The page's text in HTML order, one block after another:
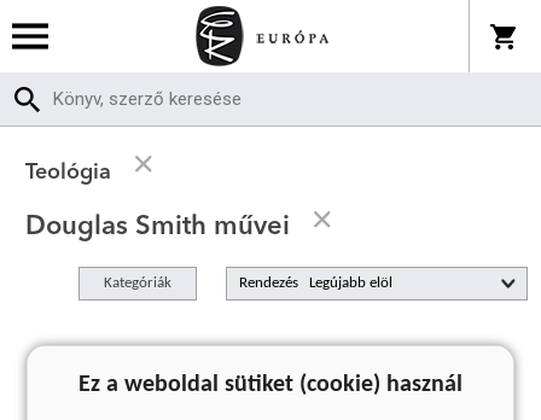
Teológia
Douglas Smith művei
Kategóriák Rendezés
A keresett kifejezésre nincs találat
Ez a weboldal sütiket (cookie) használ